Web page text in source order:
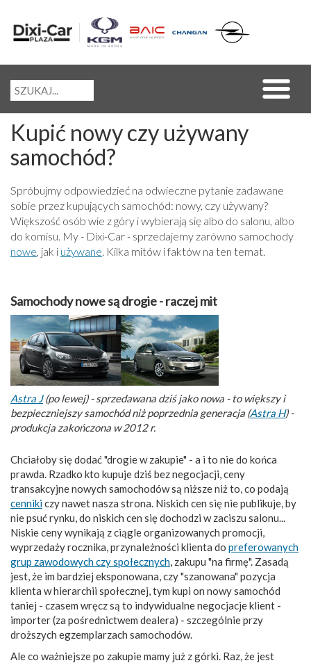
Kupić nowy czy używany
samochód?
Spróbujmy odpowiedzieć na odwieczne pytanie zadawane
sobie przez kupujących samochód: nowy, czy używany?
Większość osób wie z góry i wybierają się albo do salonu, albo
do komisu. My - Dixi-Car - sprzedajemy zarówno samochody
nowe, jak i używane. Kilka mitów i faktów na ten temat.
Samochody nowe są drogie - raczej mit
Astra J(po lewej) - sprzedawana dziś jako nowa - to większy i
bezpieczniejszy samochód niż poprzednia generacja (Astra H) -
produkcja zakończona w 2012 r.
Chciałoby się dodać "drogie w zakupie" - a i to nie do końca
prawda. Rzadko kto kupuje dziś bez negocjacji, ceny
transakcyjne nowych samochodów są niższe niż to, co podają
cennikiczy nawet nasza strona. Niskich cen się nie publikuje, by
nie psuć rynku, do niskich cen się dochodzi w zaciszu salonu...
Niskie ceny wynikają z ciągle organizowanych promocji,
wyprzedaży rocznika, przynależności klienta do preferowanych
grup zawodowych czy społecznych, zakupu "na firmę". Zasadą
jest, że im bardziej eksponowana, czy "szanowana" pozycja
klienta w hierarchii społecznej, tym kupi on nowy samochód
taniej - czasem wręcz są to indywidualne negocjacje klient -
importer (za pośrednictwem dealera) - szczególnie przy
droższych egzemplarzach samochodów.
Ale co ważniejsze po zakupie mamy już z górki. Raz, że jest